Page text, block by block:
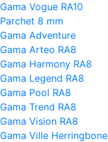
Gama Vogue RA10
Parchet 8 mm
Gama Adventure
Gama Arteo RA8
Gama Harmony RA8
Gama Legend RA8
Gama Pool RA8
Gama Trend RA8
Gama Vision RA8
Gama Ville Herringbone